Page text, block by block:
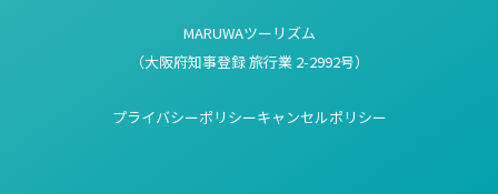
MARUWAツーリズム
（大阪府知事登録 旅行業 2-2992号）
プライバシーポリシーキャンセルポリシー